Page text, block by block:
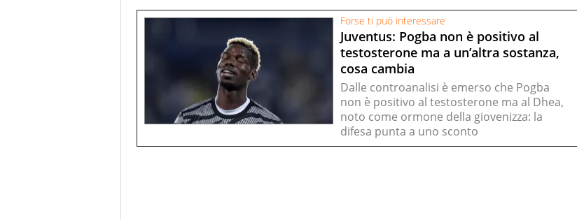
Forse ti può interessare
Juventus: Pogba non è positivo al
testosterone ma a un’altra sostanza,
cosa cambia
Dalle controanalisi è emerso che Pogba
non è positivo al testosterone ma al Dhea,
noto come ormone della giovenizza: la
difesa punta a uno sconto